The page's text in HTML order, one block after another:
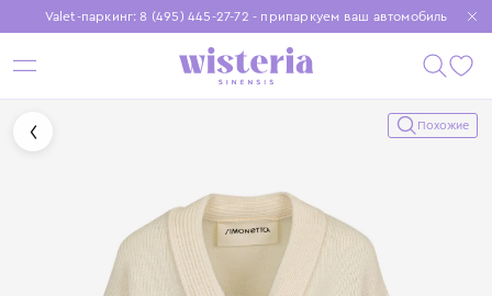
Valet-паркинг: 8 (495) 445-27-72 - припаркуем ваш автомобиль
Бесплатная доставка при заказе от 15 000 ₽
Установите приложение, чтобы покупки были еще удобнее
Похожие